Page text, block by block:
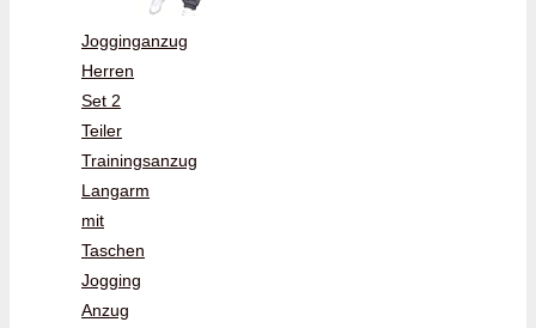
Jogginganzug
Herren
Set 2
Teiler
Trainingsanzug
Langarm
mit
Taschen
Jogging
Anzug